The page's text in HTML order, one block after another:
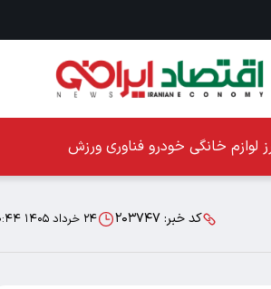
لوازم خانگی خودرو فناوری ورزش
کد خبر: ۲۰۳۷۴۷ ۲۴ خرداد ۱۴۰۵ ۱۰:۴۴